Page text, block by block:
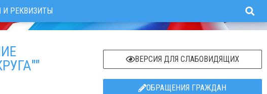
И РЕКВИЗИТЫ
ВЕРСИЯ ДЛЯ СЛАБОВИДЯЩИХ
ОБРАЩЕНИЯ ГРАЖДАН